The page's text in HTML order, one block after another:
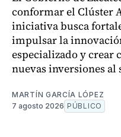
conformar el Clúster
iniciativa busca
impulsar la
especializado y crear
nuevas inversiones al
MARTÍN GARCÍA LÓPEZ
7 agosto 2026 PÚBLICO